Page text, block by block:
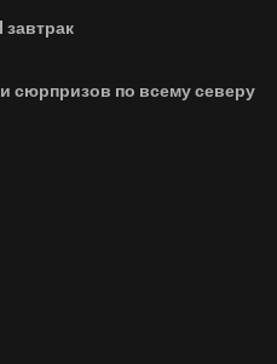
сюрпризов по всему северу